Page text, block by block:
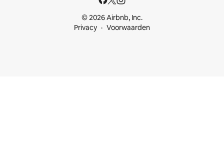
© 2026 Airbnb, Inc.
Privacy
Voorwaarden